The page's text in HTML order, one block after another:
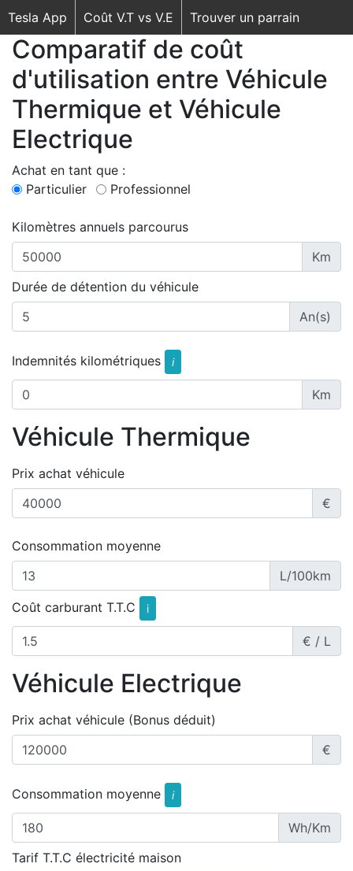
Tesla App Coût V.T vs V.E Trouver un parrain
Comparatif de coût
d'utilisation entre Véhicule
Thermique et Véhicule
Electrique
Achat en tant que :
Particulier
Professionnel
Kilomètres annuels parcourus
Km
Durée de détention du véhicule
An(s)
Indemnités kilométriques i
Km
Véhicule Thermique
Prix achat véhicule
€
Consommation moyenne
L/100km
Coût carburant T.T.C
i
€ / L
Véhicule Electrique
Prix achat véhicule (Bonus déduit)
€
Consommation moyenne i
Wh/Km
Tarif T.T.C électricité maison